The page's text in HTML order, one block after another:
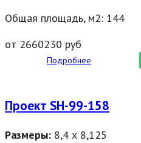
Общая площадь, м2: 144
от 2660230 руб
Подробнее
Проект SН-99-158
Размеры: 8,4 х 8,125